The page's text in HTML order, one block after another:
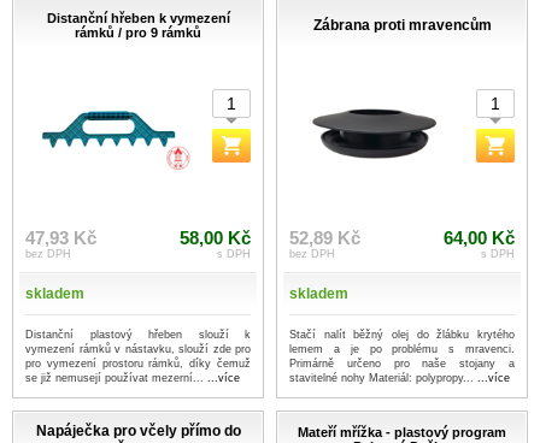
Distanční hřeben k vymezení
rámků / pro 9 rámků
47,93 Kč
bez DPH
58,00 Kč
s DPH
skladem
Distanční plastový hřeben slouží k
vymezení rámků v nástavku, slouží zde pro
pro vymezení prostoru rámků, díky čemuž
se již nemusejí používat mezerní... ...více
Zábrana proti mravencům
52,89 Kč
bez DPH
64,00 Kč
s DPH
skladem
Stačí nalít běžný olej do žlábku krytého
lemem a je po problému s mravenci.
Primárně určeno pro naše stojany a
stavitelné nohy Materiál: polypropy... ...více
Napáječka pro včely přímo do
Mateří mřížka - plastový program